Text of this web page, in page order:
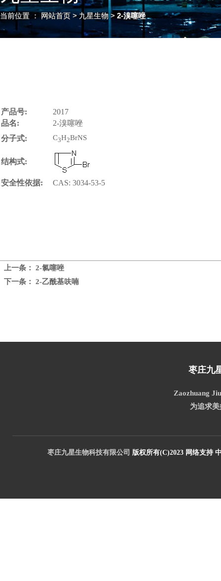
当前位置 ：网站首页 > 九星生物 > 2-溴噻唑
产品号:
2017
品名:
2-溴噻唑
分子式:
C3H2BrNS
结构式:
安全性依据: CAS: 3034-53-5
上一条： 2-氯噻唑
下一条：
2-乙酰基呋喃
枣庄九
Zaozhuang
为追求
枣庄九星生物科技有限公司 版权所有(C)2023 网络支持